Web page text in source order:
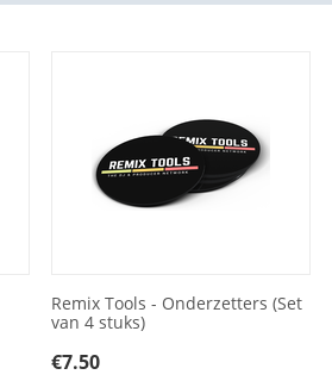
Remix Tools - Onderzetters (Set
van 4 stuks)
€7.50